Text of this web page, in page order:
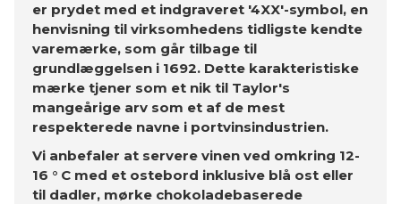
er prydet med et indgraveret '4XX'-symbol, en
henvisning til virksomhedens tidligste kendte
varemærke, som går tilbage til
grundlæggelsen i 1692. Dette karakteristiske
mærke tjener som et nik til Taylor's
mangeårige arv som et af de mest
respekterede navne i portvinsindustrien.
Vi anbefaler at servere vinen ved omkring 12-
16 ° C med et ostebord inklusive blå ost eller
til dadler, mørke chokoladebaserede